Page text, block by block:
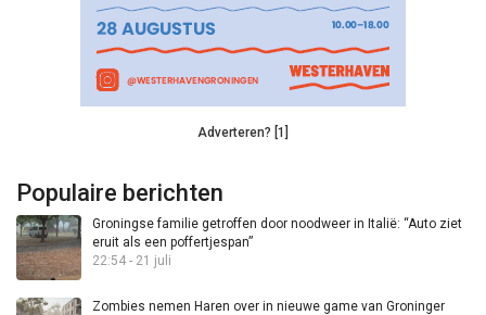
Adverteren? [1]
Populaire berichten
Groningse familie getroffen door noodweer in Italië: “Auto ziet
eruit als een poffertjespan”
22:54 - 21 juli
Zombies nemen Haren over in nieuwe game van Groninger